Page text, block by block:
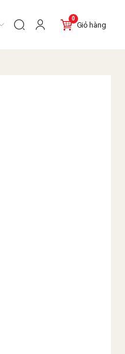
0
Giỏ hàng